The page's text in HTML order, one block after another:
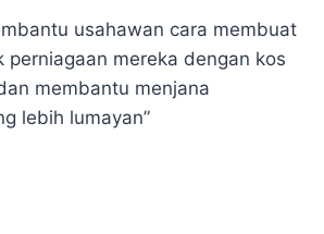
usahawan cara membuat
perniagaan mereka dengan kos
membantu menjana
lebih lumayan”